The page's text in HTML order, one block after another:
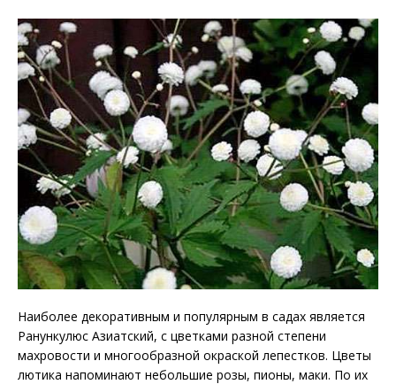
Наиболее декоративным и популярным в садах является
Ранункулюс Азиатский, с цветками разной степени
махровости и многообразной окраской лепестков. Цветы
лютика напоминают небольшие розы, пионы, маки. По их